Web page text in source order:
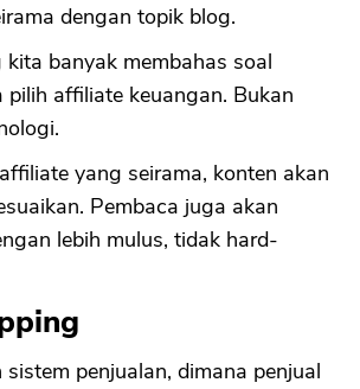
dengan topik blog.
kita banyak membahas soal
pilih affiliate keuangan. Bukan
yang seirama, konten akan
Pembaca juga akan
lebih mulus, tidak hard-
penjualan, dimana penjual